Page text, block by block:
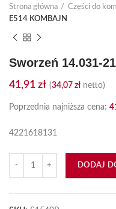
Strona główna Części do
E514 KOMBAJN
Sworzeń 14.031-
41,91 zł (34,07 złnetto)
Poprzednia najniższa cena:
4221618131
DODAJ